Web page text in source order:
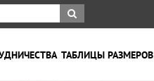
ТАБЛИЦЫ РАЗМЕРОВ